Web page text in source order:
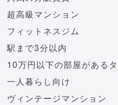
超高級マンション
フィットネスジム
駅まで3分以内
10万円以下の部屋がある
一人暮らし向け
ヴィンテージマンション